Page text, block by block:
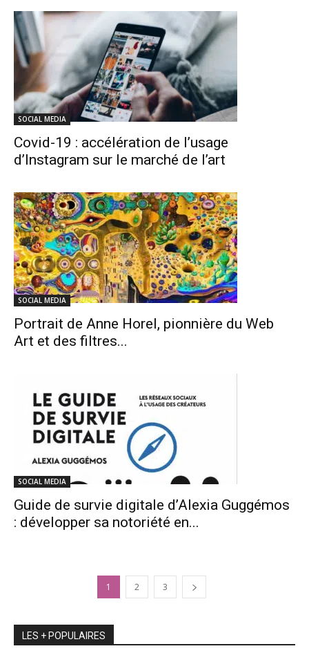
SOCIAL MEDIA
Covid-19 : accélération de l’usage
d’Instagram sur le marché de l’art
SOCIAL MEDIA
Portrait de Anne Horel, pionnière du Web
Art et des filtres...
SOCIAL MEDIA
Guide de survie digitale d’Alexia Guggémos
: développer sa notoriété en...
1 2 3
LES + POPULAIRES